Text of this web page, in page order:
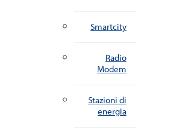
Smartcity
Radio
Modem
Stazioni di
energia